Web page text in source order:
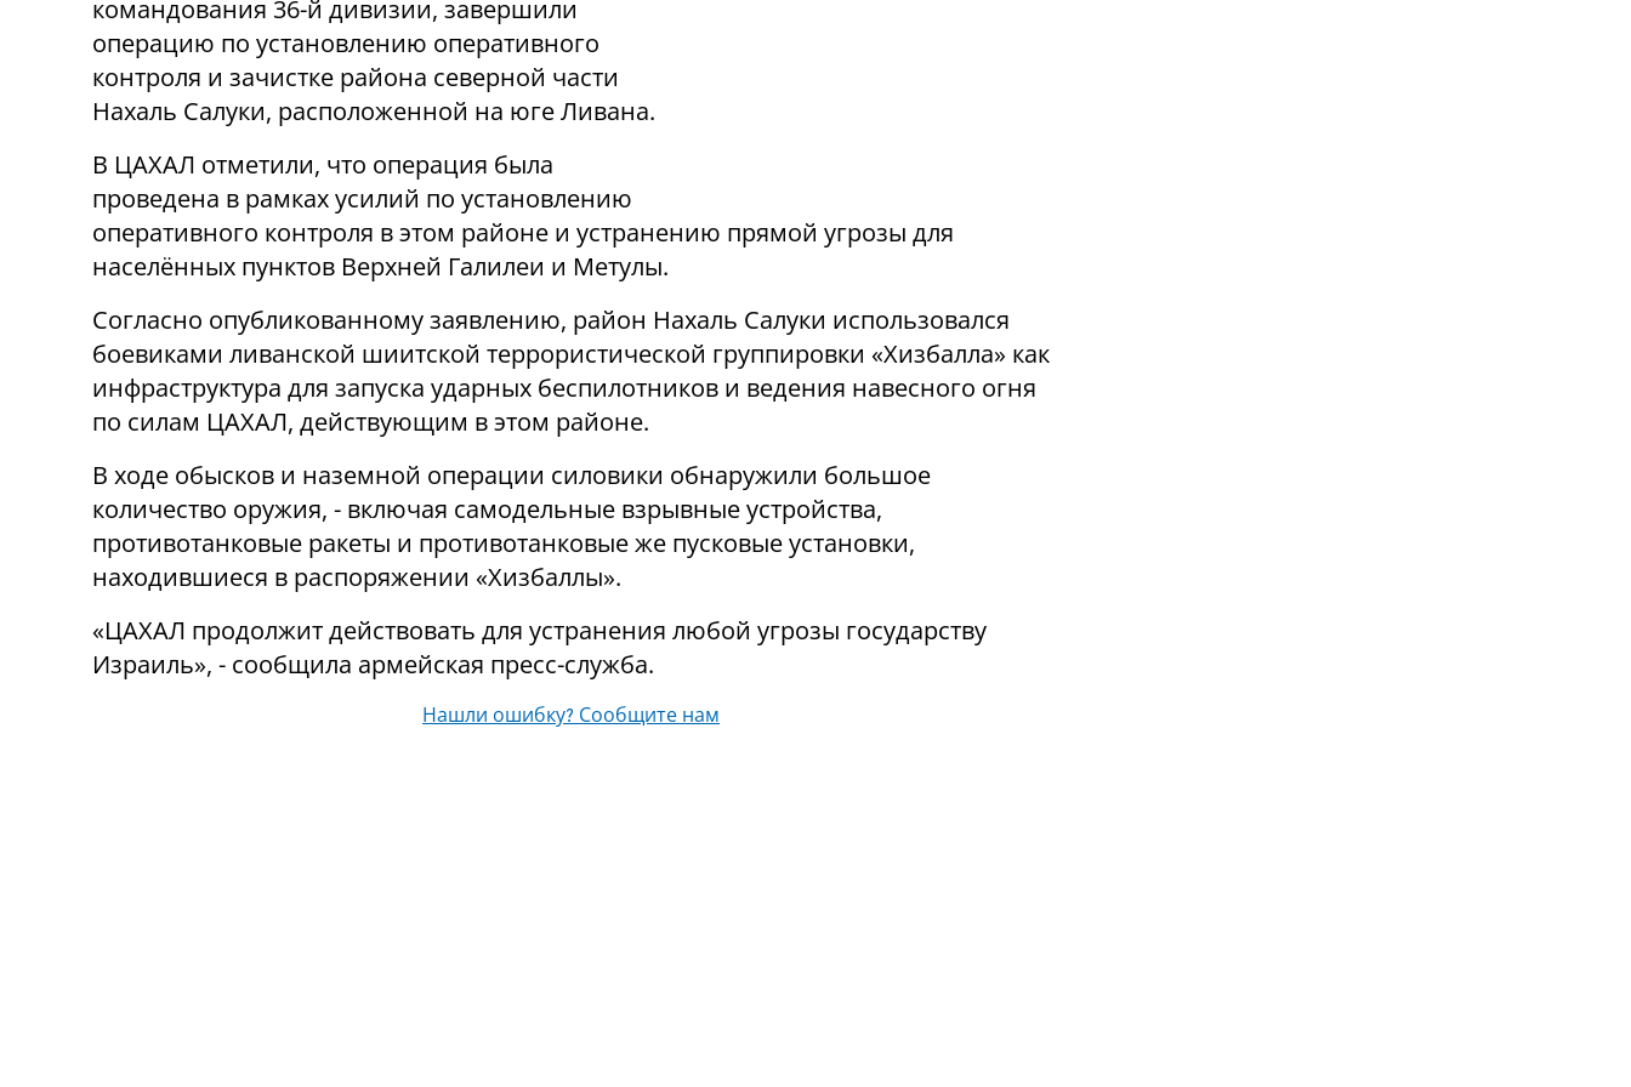
командования 36-й дивизии, завершили
операцию по установлению оперативного
контроля и зачистке района северной части
Нахаль Салуки, расположенной на юге Ливана.
В ЦАХАЛ отметили, что операция была
проведена в рамках усилий по установлению
оперативного контроля в этом районе и устранению прямой угрозы для
населённых пунктов Верхней Галилеи и Метулы.
Согласно опубликованному заявлению, район Нахаль Салуки использовался
боевиками ливанской шиитской террористической группировки «Хизбалла» как
инфраструктура для запуска ударных беспилотников и ведения навесного огня
по силам ЦАХАЛ, действующим в этом районе.
В ходе обысков и наземной операции силовики обнаружили большое
количество оружия, - включая самодельные взрывные устройства,
противотанковые ракеты и противотанковые же пусковые установки,
находившиеся в распоряжении «Хизбаллы».
«ЦАХАЛ продолжит действовать для устранения любой угрозы государству
Израиль», - сообщила армейская пресс-служба.
Нашли ошибку? Сообщите нам